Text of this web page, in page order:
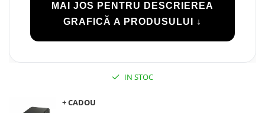
Rame adaptoare Mitsubishi
Rame adaptoare Jeep
Rame adaptoare Chrysler
MAI JOS PENTRU DESCRIEREA
GRAFICĂ A PRODUSULUI ↓
IN STOC
+ CADOU